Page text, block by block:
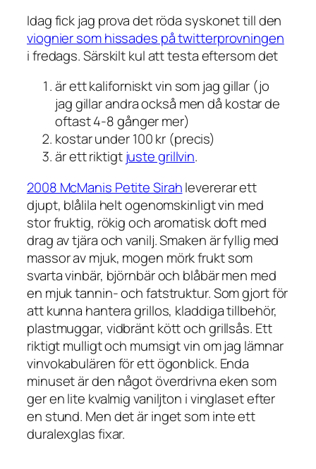
Idag fick jag prova det röda syskonet till den
viognier som hissades på twitterprovningen
i fredags. Särskilt kul att testa eftersom det
är ett kaliforniskt vin som jag gillar (jo
jag gillar andra också men då kostar de
oftast 4-8 gånger mer)
kostar under 100 kr (precis)
är ett riktigtjuste grillvin.
2008 McManis Petite Sirahlevererar ett
djupt, blålila helt ogenomskinligt vin med
stor fruktig, rökig och aromatisk doft med
drag av tjära och vanilj. Smaken är fyllig med
massor av mjuk, mogen mörk frukt som
svarta vinbär, björnbär och blåbär men med
en mjuk tannin- och fatstruktur. Som gjort för
att kunna hantera grillos, kladdiga tillbehör,
plastmuggar, vidbränt kött och grillsås. Ett
riktigt mulligt och mumsigt vin om jag lämnar
vinvokabulären för ett ögonblick. Enda
minuset är den något överdrivna eken som
ger en lite kvalmig vaniljton i vinglaset efter
en stund. Men det är inget som inte ett
duralexglas fixar.